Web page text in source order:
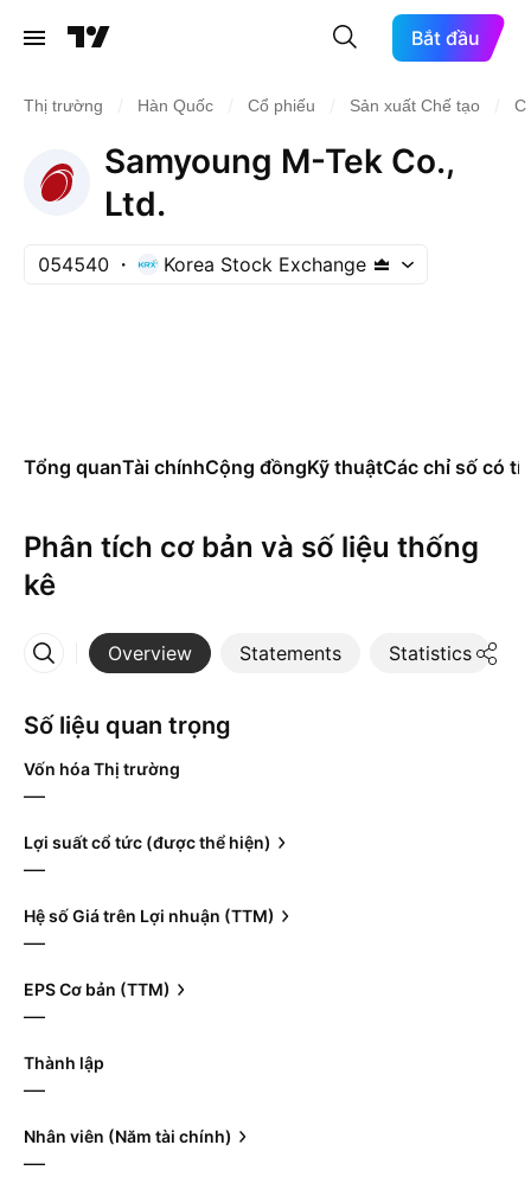
Bắt đầu
Thị trường Hàn Quốc Cổ phiếu Sản xuất Chế tạo
Samyoung M-Tek Co.,
Ltd.
054540 Korea Stock Exchange
Tổng quanTài chínhCộng đồngKỹ thuậtCác chỉ số có
Phân tích cơ bản và số liệu thống
kê
Overview Statements Statistics
More
Số liệu quan trọng
Vốn hóa Thị trường
—
Lợi suất cổ tức (được thể hiện)
—
Hệ số Giá trên Lợi nhuận (TTM)
—
EPS Cơ bản (TTM)
—
Thành lập
—
Nhân viên (Năm tài chính)
—